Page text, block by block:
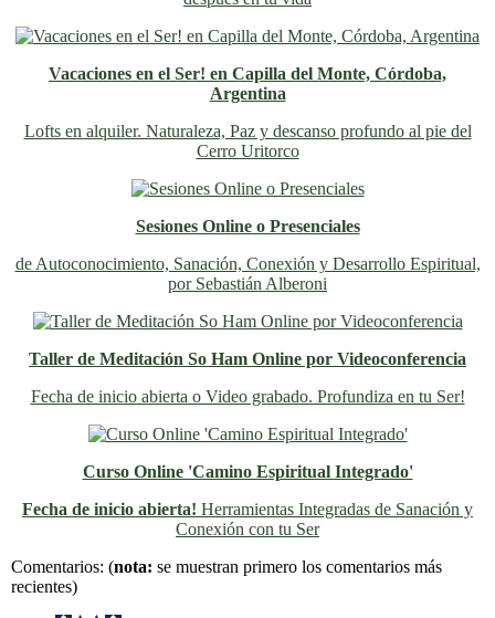
Vacaciones en el Ser! en Capilla del Monte, Córdoba,
Argentina
Lofts en alquiler. Naturaleza, Paz y descanso profundo al pie del
Cerro Uritorco
Sesiones Online o Presenciales
de Autoconocimiento, Sanación, Conexión y Desarrollo Espiritual,
por Sebastián Alberoni
Taller de Meditación So Ham Online por Videoconferencia
Fecha de inicio abierta o Video grabado. Profundiza en tu Ser!
Curso Online 'Camino Espiritual Integrado'
Fecha de inicio abierta! Herramientas Integradas de Sanación y
Conexión con tu Ser
Previo
Siguiente
Comentarios: (nota: se muestran primero los comentarios más
recientes)